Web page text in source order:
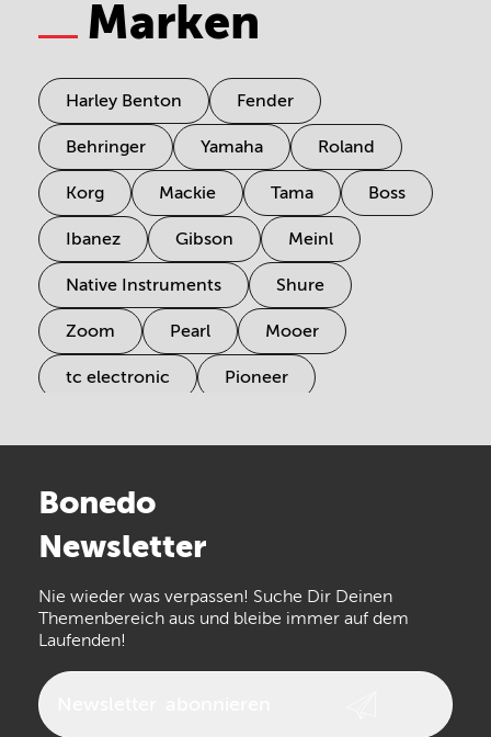
Marken
Harley Benton Fender
Behringer Yamaha Roland
Korg Mackie Tama Boss
Ibanez Gibson Meinl
Native Instruments Shure
Zoom Pearl Mooer
tc electronic Pioneer
Arturia
the t.bone
Walrus Audio Epiphone
Bonedo
Newsletter
Nie wieder was verpassen! Suche Dir Deinen
Themenbereich aus und bleibe immer auf dem
Laufenden!